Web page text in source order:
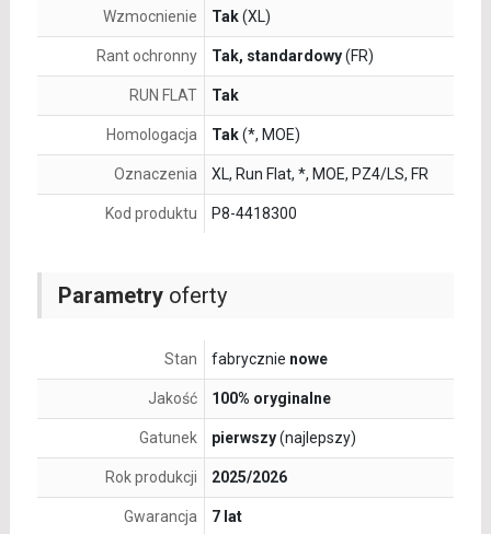
Parametryoferty
Stan fabrycznie nowe
Jakość 100% oryginalne
Gatunek pierwszy(najlepszy)
Rok produkcji 2025/2026
Gwarancja 7 lat
Wzmocnienie Tak(XL)
Rant ochronny Tak, standardowy(FR)
RUN FLAT Tak
Homologacja Tak(*, MOE)
Oznaczenia XL, Run Flat, *, MOE, PZ4/LS, FR
Kod produktu P8-4418300